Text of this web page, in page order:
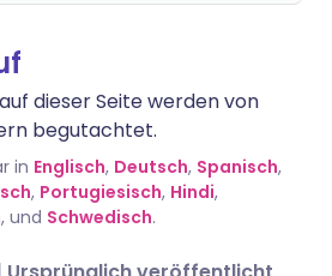
dieser Seite werden von
begutachtet.
in Englisch, Deutsch, Spanisch,
, Portugiesisch, Hindi,
, und Schwedisch.